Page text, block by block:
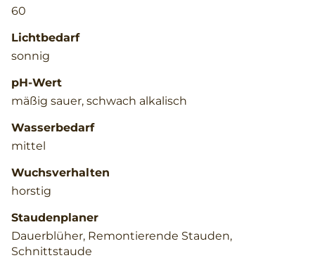
60
Lichtbedarf
sonnig
pH-Wert
mäßig sauer, schwach alkalisch
Wasserbedarf
mittel
Wuchsverhalten
horstig
Staudenplaner
Dauerblüher, Remontierende Stauden,
Schnittstaude